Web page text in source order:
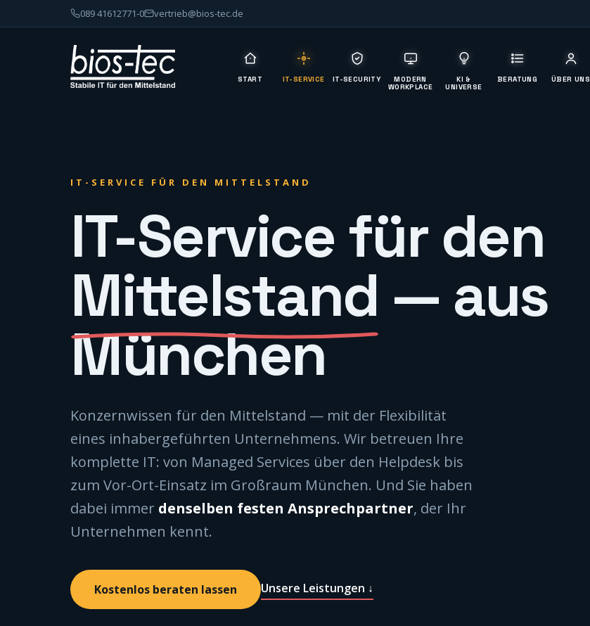
089 41612771-0 vertrieb@bios-tec.de
START IT-SERVICE IT-SECURITY
MODERN
WORKPLACE
KI &
UNIVERSE
BERATUNG ÜBER UNS
IT-SERVICE FÜR DEN MITTELSTAND
IT-Service für den
Mittelstand — aus
München
Konzernwissen für den Mittelstand — mit der Flexibilität
eines inhabergeführten Unternehmens. Wir betreuen Ihre
komplette IT: von Managed Services über den Helpdesk bis
zum Vor-Ort-Einsatz im Großraum München. Und Sie haben
dabei immer denselben festen Ansprechpartner, der Ihr
Unternehmen kennt.
Kostenlos beraten lassen Unsere Leistungen ↓